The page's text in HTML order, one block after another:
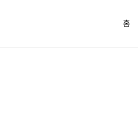
홈